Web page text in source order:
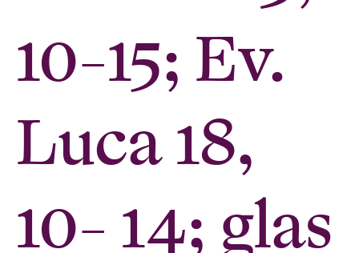
10-15; Ev.
Luca 18,
10- 14; glas